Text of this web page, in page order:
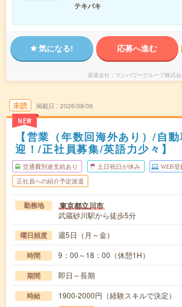
テキパキ
気になる! 応募へ進む
派遣会社 マンパワーグループ株式会
未読
NEW
掲載日 2026/08/06
【営業（年数回海外あり）/自
迎！/正社員募集/英語力少々】
交通費別途支給あり 土日祝日が休み WEB登
正社員への紹介予定派遣
勤務地 東京都立川市
武蔵砂川駅から徒歩5分
曜日頻度 週5日（月～金）
時間 9：00～18：00（休憩1H）
期間 即日～長期
時給 1900-2000円（経験スキルで決定）